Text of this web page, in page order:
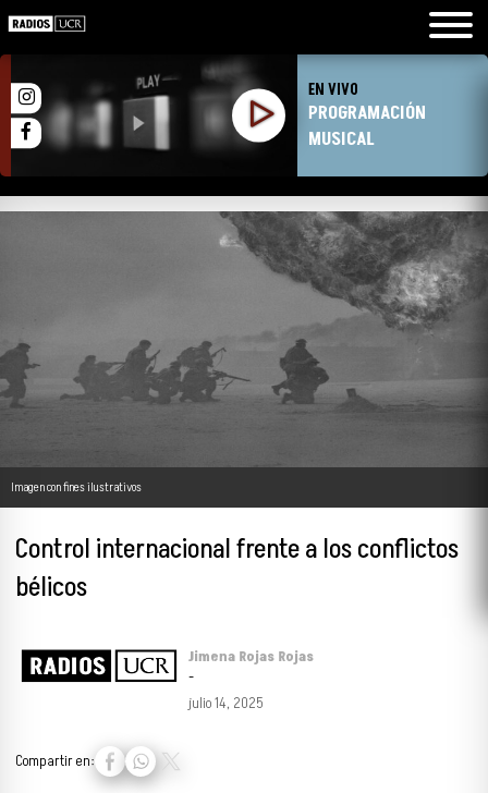
EN VIVO
PROGRAMACIÓN
MUSICAL
Imagen con fines ilustrativos
Control internacional frente a los conflictos
bélicos
Jimena Rojas Rojas
-
julio 14, 2025
Compartir en: